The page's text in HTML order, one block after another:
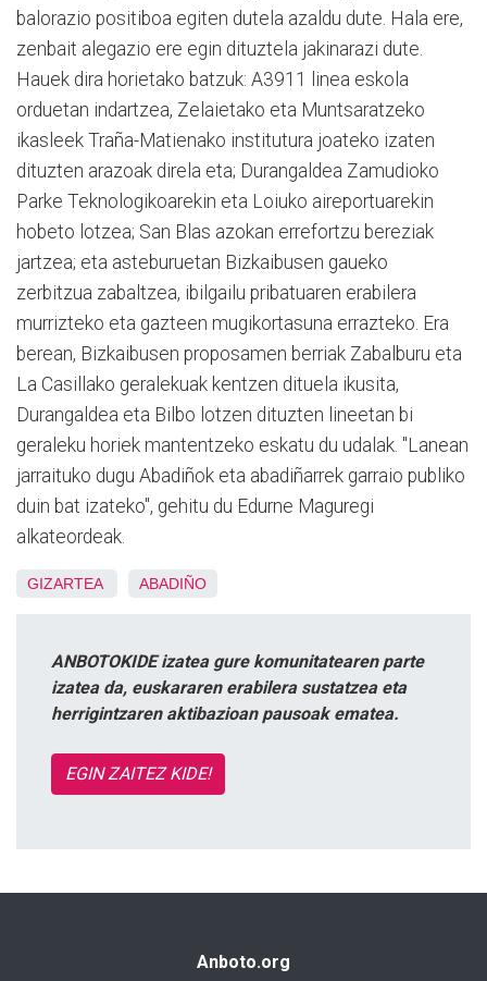
balorazio positiboa egiten dutela azaldu dute. Hala ere,
zenbait alegazio ere egin dituztela jakinarazi dute.
Hauek dira horietako batzuk: A3911 linea eskola
orduetan indartzea, Zelaietako eta Muntsaratzeko
ikasleek Traña-Matienako institutura joateko izaten
dituzten arazoak direla eta; Durangaldea Zamudioko
Parke Teknologikoarekin eta Loiuko aireportuarekin
hobeto lotzea; San Blas azokan errefortzu bereziak
jartzea; eta asteburuetan Bizkaibusen gaueko
zerbitzua zabaltzea, ibilgailu pribatuaren erabilera
murrizteko eta gazteen mugikortasuna errazteko. Era
berean, Bizkaibusen proposamen berriak Zabalburu eta
La Casillako geralekuak kentzen dituela ikusita,
Durangaldea eta Bilbo lotzen dituzten lineetan bi
geraleku horiek mantentzeko eskatu du udalak. "Lanean
jarraituko dugu Abadiñok eta abadiñarrek garraio publiko
duin bat izateko", gehitu du Edurne Maguregi
alkateordeak.
GIZARTEA ABADIÑO
ANBOTOKIDE izatea gure komunitatearen parte
izatea da, euskararen erabilera sustatzea eta
herrigintzaren aktibazioan pausoak ematea.
EGIN ZAITEZ KIDE!
Anboto.org